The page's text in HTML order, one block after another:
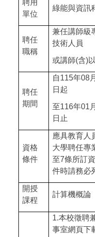
聘用
單位
綠能與資訊
聘任
職稱
兼任講師級
技術人員
或講師(含)
聘任
期間
自115年08月
日起
至116年01 月
日止
資格
條件
應具教育人
大學聘任專
至7條所訂
件時請務必
開授
課程
計算機概論
1.本校徵聘
事室網頁下